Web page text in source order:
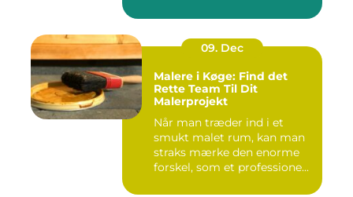
09. Dec
Malere i Køge: Find det
Rette Team Til Dit
Malerprojekt
Når man træder ind i et
smukt malet rum, kan man
straks mærke den enorme
forskel, som et professione...